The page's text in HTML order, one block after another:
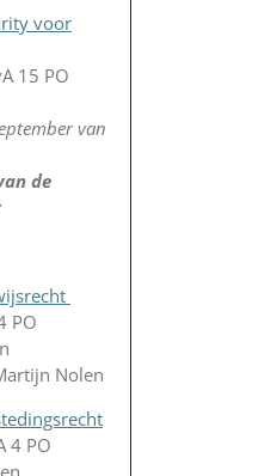
voor
15 PO
van
de
PO
Nolen
4 PO